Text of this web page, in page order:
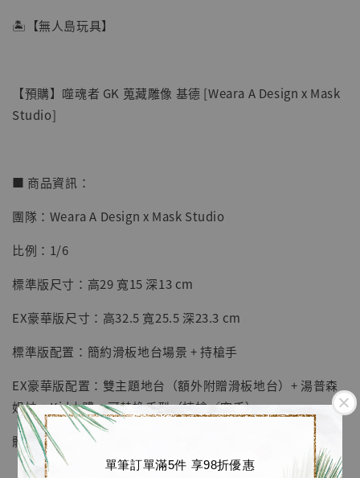
單筆訂單滿5件 享98折優惠
【店內現貨】七龍珠 系列蒐藏雕像 悟空 鳥山
明紀念款 [奇蹟工作室]
NT$ 5,580
加購優惠【海賊王 布魯克達摩 [7STARS Studio]】
🏝【無人島玩具】
【預購】噬魂者 GK 蒐藏雕像 基德 [Weara A Design x Mask
Studio]
■ 商品資訊：
團隊：Weara A Design x Mask Studio
比例：1/6
標準版尺寸：高29 寬15 深13 cm
EX豪華版尺寸：高32.5 寬25.5 深23.3 cm
標準版配置：簡約滑板地台場景 + 持槍手
EX豪華版配置：雙主題地台（額外附贈滑板地台）+ 湯普森
姐妹 + Kid本體 + 可替換手型（持槍／空手）
體數：限量300體